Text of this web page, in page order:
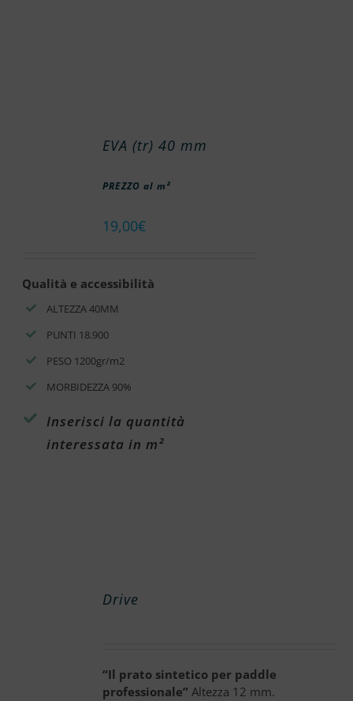
EVA (tr) 40 mm
PREZZO al m²
19,00€
Qualità e accessibilità
ALTEZZA 40MM
PUNTI 18.900
PESO 1200gr/m2
MORBIDEZZA 90%
Inserisci la quantità
interessata in m²
Drive
“Il prato sintetico per paddle
professionale” Altezza 12 mm.